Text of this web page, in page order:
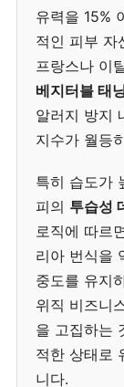
유력을 15%
적인 피부 자
프랑스나 이
베지터블 태
알러지 방지
지수가 월등
특히 습도가
피의 투습성
로직에 따르
리아 번식을
중도를 유지
위직 비즈니
을 고집하는
적한 상태로
니다.